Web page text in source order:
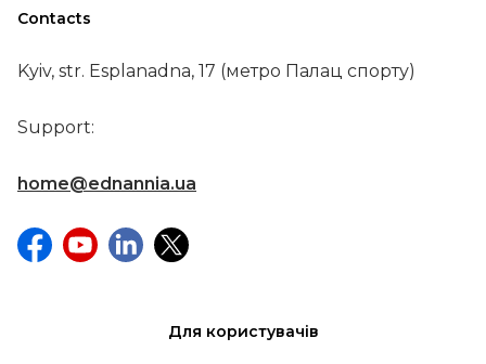
Contacts
Kyiv, str. Esplanadna, 17 (метро Палац спорту)
Support:
home@ednannia.ua
Для користувачів